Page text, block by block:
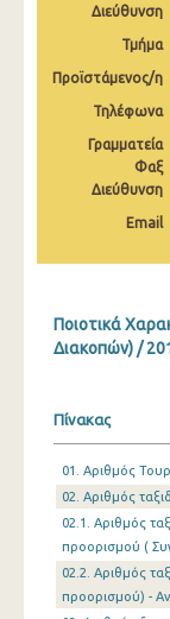
2012
2010
2009
2008
2007
2005
2004
Διεύθυνση
Τμήμα
Προϊστάμενος/η
Τηλέφωνα
Γραμματεία
Φαξ
Διεύθυνση
Email
Ποιοτικά
Διακοπών) /
Πίνακας
01. Αριθμός
02. Αριθμός
02.1. Αριθμός
προορισμού (
02.2. Αριθμός
προορισμού) -